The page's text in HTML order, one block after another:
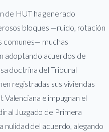
de HUT ha generado
bloques —ruido, rotación
comunes— muchas
adoptando acuerdos de
doctrina del Tribunal
registradas sus viviendas
e impugnan el
al Juzgado de Primera
nulidad del acuerdo, alegando